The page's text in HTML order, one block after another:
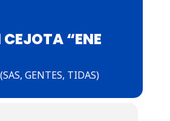
“ENE
GENTES, TIDAS)